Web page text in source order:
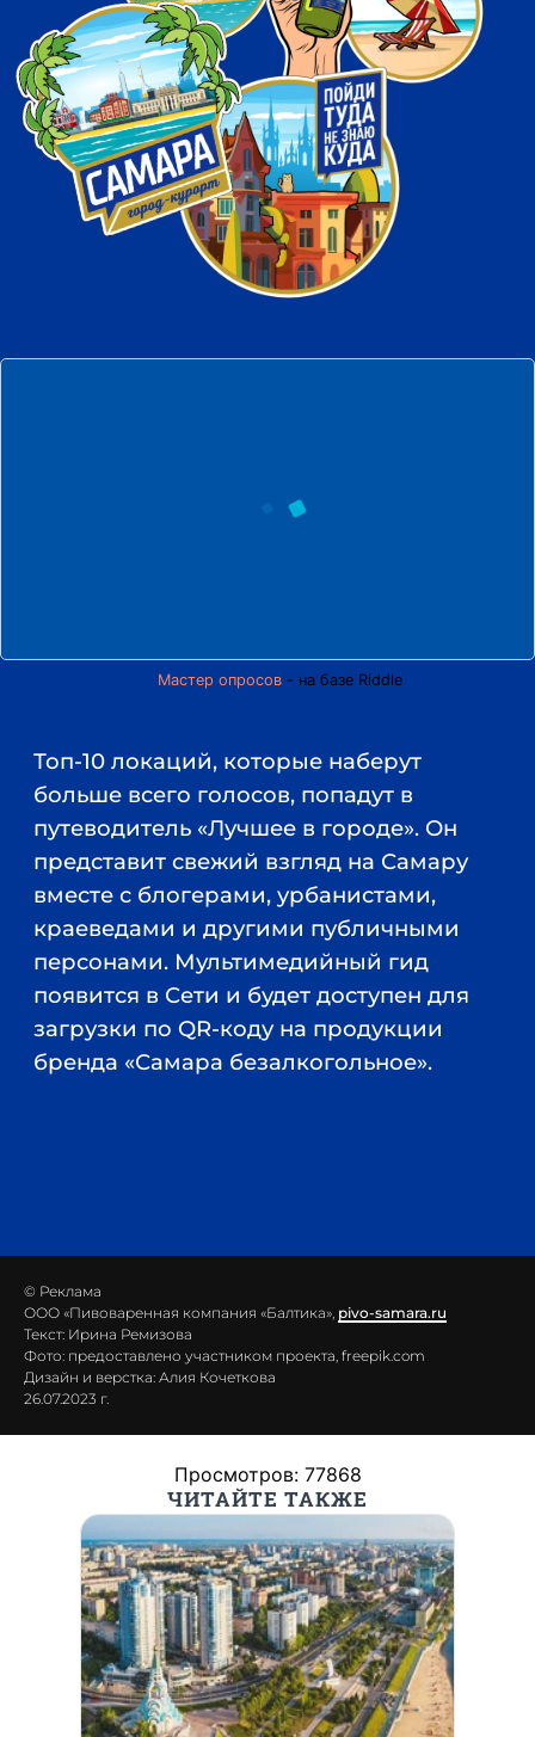
Мастер опросов- на базе Riddle
путеводитель «Лучшее в городе». Он
представит свежий взгляд на Самару
вместе с блогерами, урбанистами,
краеведами и другими публичными
персонами. Мультимедийный гид
появится в Сети и будет доступен для
загрузки по QR-коду на продукции
бренда «Самара безалкогольное».
© Реклама
ООО «Пивоваренная компания «Балтика», pivo-samara.ru
Текст: Ирина Ремизова
Фото: предоставлено участником проекта, freepik.com
Дизайн и верстка: Алия Кочеткова
26.07.2023 г.
Просмотров: 77868
ЧИТАЙТЕ ТАКЖЕ